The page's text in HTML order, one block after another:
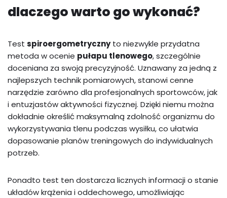
dlaczego warto go wykonać?
Test spiroergometrycznyto niezwykle przydatna
metoda w ocenie pułapu tlenowego, szczególnie
doceniana za swoją precyzyjność. Uznawany za jedną z
najlepszych technik pomiarowych, stanowi cenne
narzędzie zarówno dla profesjonalnych sportowców, jak
i entuzjastów aktywności fizycznej. Dzięki niemu można
dokładnie określić maksymalną zdolność organizmu do
wykorzystywania tlenu podczas wysiłku, co ułatwia
dopasowanie planów treningowych do indywidualnych
potrzeb.
Ponadto test ten dostarcza licznych informacji o stanie
układów krążenia i oddechowego, umożliwiając